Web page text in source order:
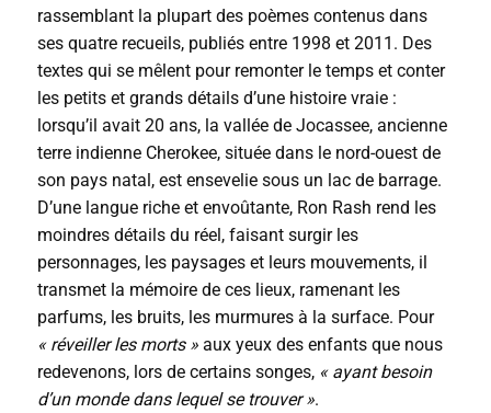
rassemblant la plupart des poèmes contenus dans
ses quatre recueils, publiés entre 1998 et 2011. Des
textes qui se mêlent pour remonter le temps et conter
les petits et grands détails d’une histoire vraie :
lorsqu’il avait 20 ans, la vallée de Jocassee, ancienne
terre indienne Cherokee, située dans le nord-ouest de
son pays natal, est ensevelie sous un lac de barrage.
D’une langue riche et envoûtante, Ron Rash rend les
moindres détails du réel, faisant surgir les
personnages, les paysages et leurs mouvements, il
transmet la mémoire de ces lieux, ramenant les
parfums, les bruits, les murmures à la surface. Pour
« réveiller les morts »aux yeux des enfants que nous
redevenons, lors de certains songes,« ayant besoin
d’un monde dans lequel se trouver ».